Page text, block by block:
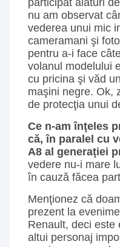
participat alături
nu am observat
vederea unui mic
cameramani şi
pentru a-i face
volanul modelului
cu pricina şi văd
maşini negre. Ok,
de protecţia unui
Ce n-am înţeles
că, în paralel cu
A8 al generaţiei
vedere nu-i mare
în cauză făcea
Menţionez că
prezent la
Renault, deci este
altui personaj